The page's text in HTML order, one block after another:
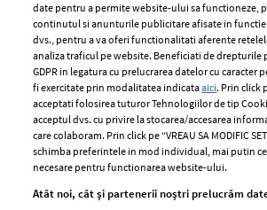
date pentru a permite website-ului sa functioneze,
continutul si anunturile publicitare afisate in
dvs., pentru a va oferi functionalitati aferente
analiza traficul pe website. Beneficiati de drepturile
GDPR in legatura cu prelucrarea datelor cu caracter
fi exercitate prin modalitatea indicataaici. Prin click
acceptati folosirea tuturor Tehnologiilor de tip
acceptul dvs. cu privire la stocarea/accesarea
care colaboram. Prin click pe “VREAU SA MODIFIC
schimba preferintele in mod individual, mai putin
necesare pentru functionarea website-ului.
Atât noi, cât și partenerii noștri prelucrăm